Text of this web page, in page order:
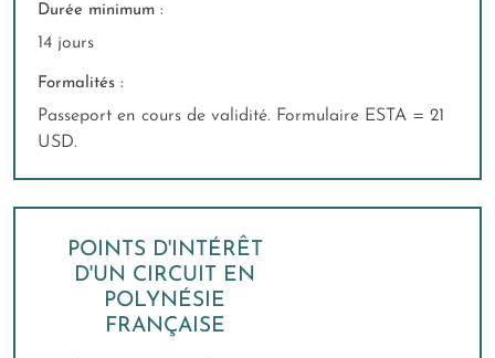
Durée minimum :
14 jours
Formalités :
Passeport en cours de validité. Formulaire ESTA = 21
USD.
POINTS D'INTÉRÊT
D'UN CIRCUIT EN
POLYNÉSIE
FRANÇAISE